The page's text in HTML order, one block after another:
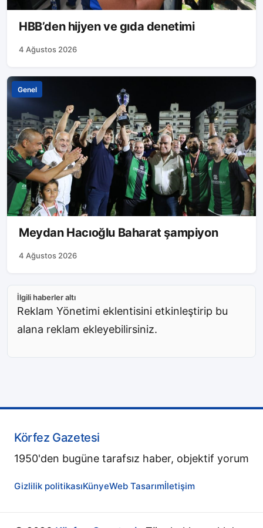
HBB’den hijyen ve gıda denetimi
4 Ağustos 2026
Genel
Meydan Hacıoğlu Baharat şampiyon
4 Ağustos 2026
İlgili haberler altı
Reklam Yönetimi eklentisini etkinleştirip bu
alana reklam ekleyebilirsiniz.
Körfez Gazetesi
1950'den bugüne tarafsız haber, objektif yorum
Gizlilik politikasıKünyeWeb Tasarımİletişim